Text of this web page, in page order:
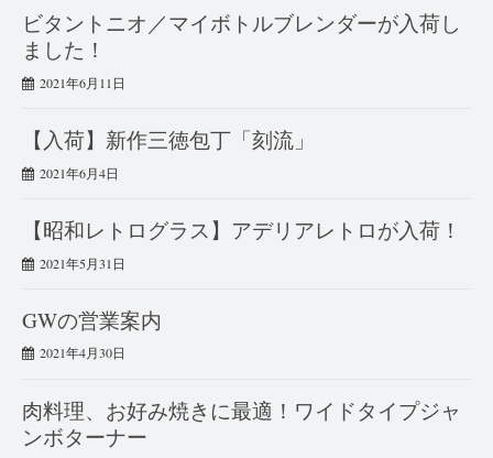
ビタントニオ／マイボトルブレンダーが入荷し
ました！
2021年6月11日
【入荷】新作三徳包丁「刻流」
2021年6月4日
【昭和レトログラス】アデリアレトロが入荷！
2021年5月31日
GWの営業案内
2021年4月30日
肉料理、お好み焼きに最適！ワイドタイプジャ
ンボターナー